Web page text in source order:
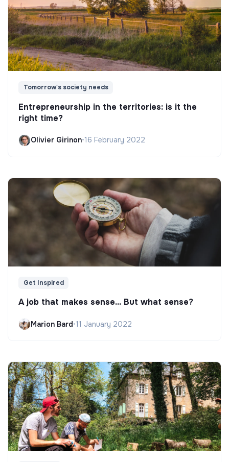
Tomorrow's society needs
Entrepreneurship in the territories: is it the
right time?
Olivier Girinon•16 February 2022
Get Inspired
A job that makes sense... But what sense?
Marion Bard•11 January 2022